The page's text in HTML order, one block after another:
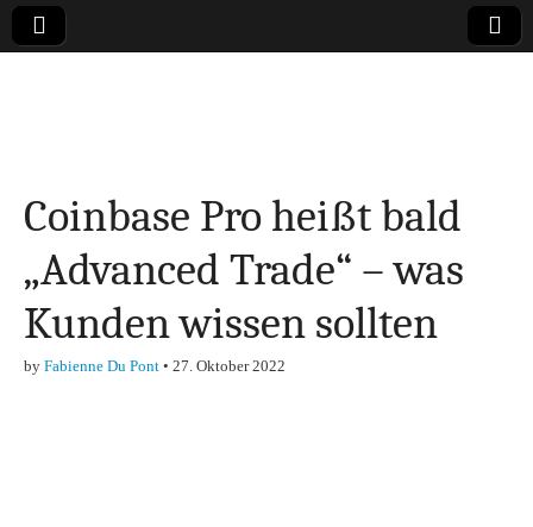
Finanzen,
Marketing-, Vertrieb-
& Investment-Tipps
Coinbase Pro heißt bald
„Advanced Trade“ – was
Kunden wissen sollten
by Fabienne Du Pont • 27. Oktober 2022